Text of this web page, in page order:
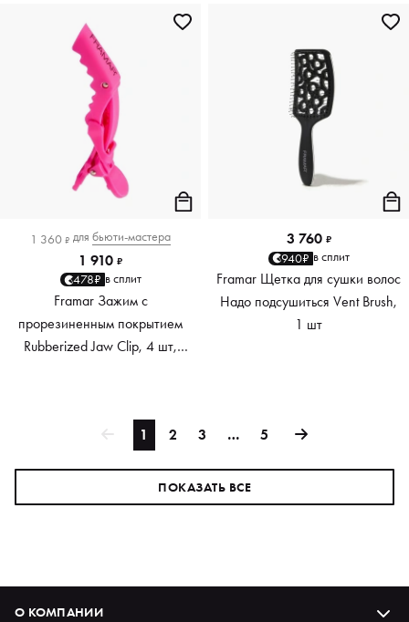
1 360 ₽ для бьюти-мастера
1 910 ₽
478₽ в сплит
Framar Зажим с
прорезиненным покрытием
Rubberized Jaw Clip, 4 шт,
3 760 ₽
940₽ в сплит
Framar Щетка для сушки волос
Надо подсушиться Vent Brush,
1 шт
1 2 3 … 5
ПОКАЗАТЬ ВСЕ
О КОМПАНИИ